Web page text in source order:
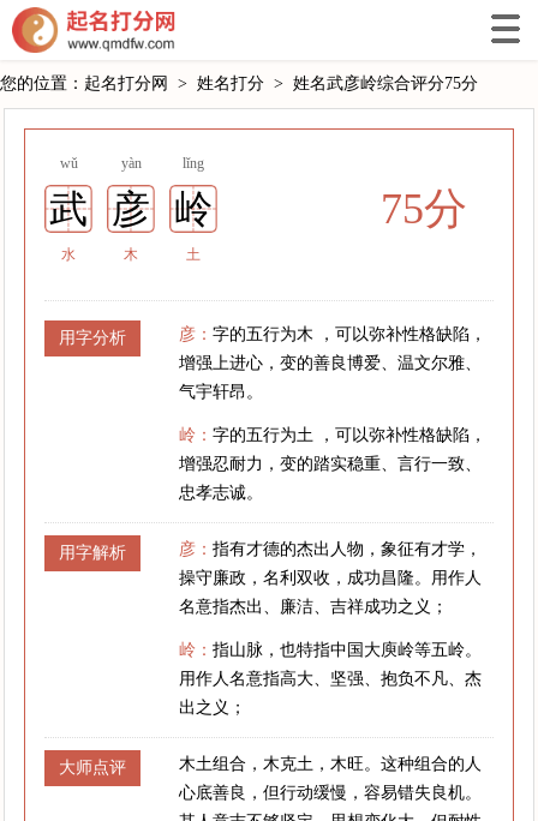
您的位置： 起名打分网 > 姓名打分 > 姓名武彦岭综合评分75分
wǔ yàn lǐng
武 彦 岭
水 木 土
75分
用字分析 彦：字的五行为木 ，可以弥补性格缺陷，
增强上进心，变的善良博爱、温文尔雅、
气宇轩昂。
岭：字的五行为土 ，可以弥补性格缺陷，
增强忍耐力，变的踏实稳重、言行一致、
忠孝志诚。
用字解析 彦：指有才德的杰出人物，象征有才学，
操守廉政，名利双收，成功昌隆。用作人
名意指杰出、廉洁、吉祥成功之义；
岭：指山脉，也特指中国大庾岭等五岭。
用作人名意指高大、坚强、抱负不凡、杰
出之义；
大师点评
木土组合，木克土，木旺。这种组合的人
心底善良，但行动缓慢，容易错失良机。